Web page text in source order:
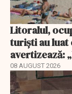
Litoralul,
turiști au luat
avertizează:
08 AUGUST 2026